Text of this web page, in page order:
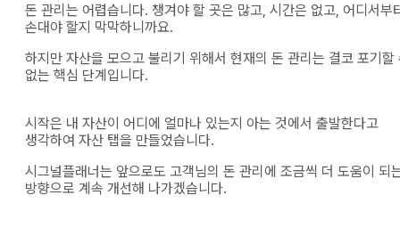
돈 관리는 어렵습니다. 챙겨야 할 곳은 많고, 시간은 없고, 어디서부
손대야 할지 막막하니까요.
하지만 자산을 모으고 불리기 위해서 현재의 돈 관리는 결코 포기할
없는 핵심 단계입니다.
시작은 내 자산이 어디에 얼마나 있는지 아는 것에서 출발한다고
생각하여 자산 탭을 만들었습니다.
시그널플래너는 앞으로도 고객님의 돈 관리에 조금씩 더 도움이 되
방향으로 계속 개선해 나가겠습니다.